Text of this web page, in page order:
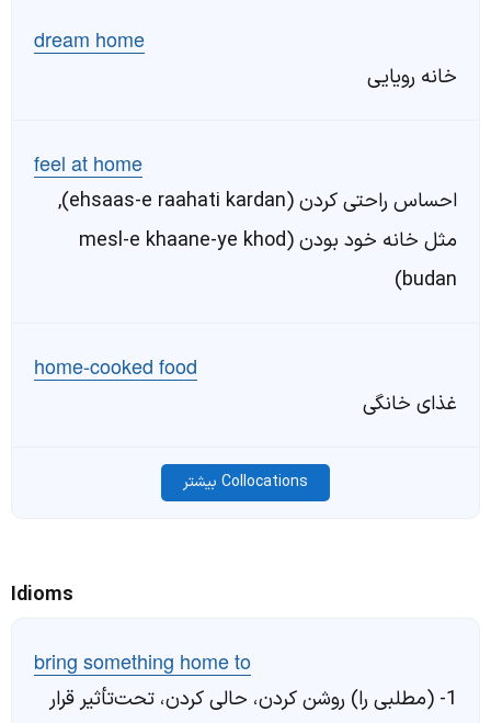
dream home
خانه رویایی
feel at home
احساس راحتی کردن (ehsaas-e raahati kardan),
مثل خانه خود بودن (mesl-e khaane-ye khod
budan)
home-cooked food
غذای خانگی
Collocations بیشتر
Idioms
bring something home to
1- (مطلبی را) روشن کردن، حالی کردن، تحت‌تأثیر قرار